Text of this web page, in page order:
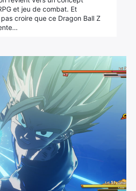
et jeu de combat. Et
croire que ce Dragon Ball Z